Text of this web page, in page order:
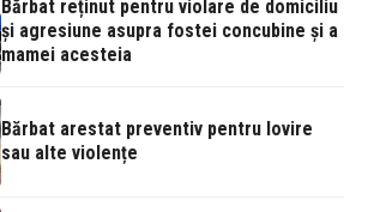
Bărbat reținut pentru violare de domiciliu
și agresiune asupra fostei concubine și a
mamei acesteia
Bărbat arestat preventiv pentru lovire
sau alte violențe